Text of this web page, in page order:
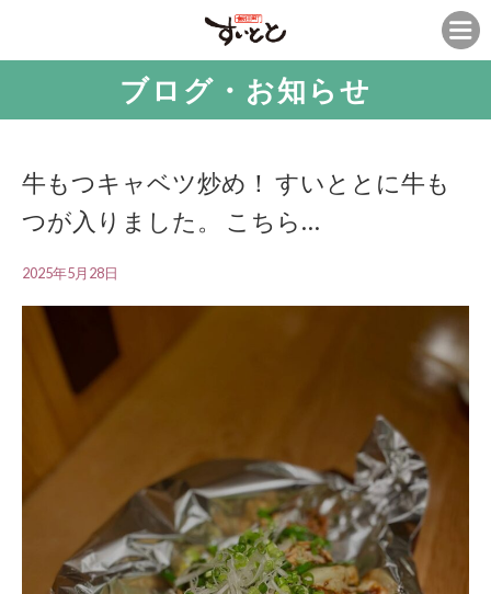
ブログ・お知らせ
牛もつキャベツ炒め！ すいととに牛も
つが入りました。 こちら…
2025年5月28日